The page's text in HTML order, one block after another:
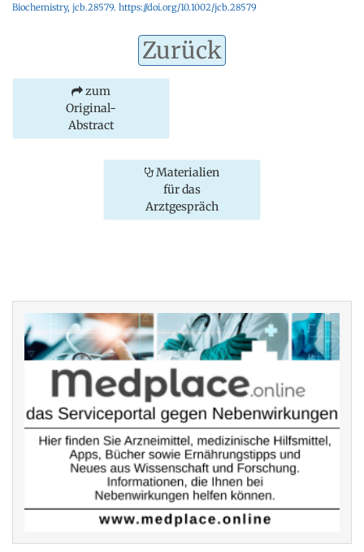
Biochemistry, jcb.28579. https://doi.org/10.1002/jcb.28579
Zurück
zum
Original-
Abstract
Materialien
für das
Arztgespräch